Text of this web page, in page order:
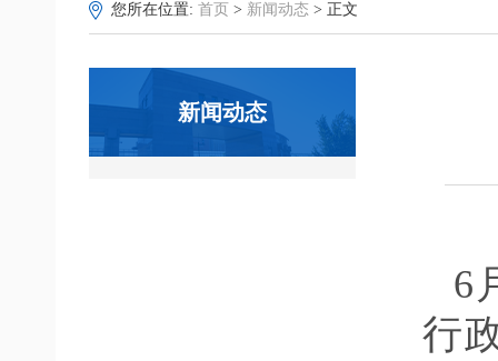
您所在位置: 首页 > 新闻动态 > 正文
新闻动态
6
行